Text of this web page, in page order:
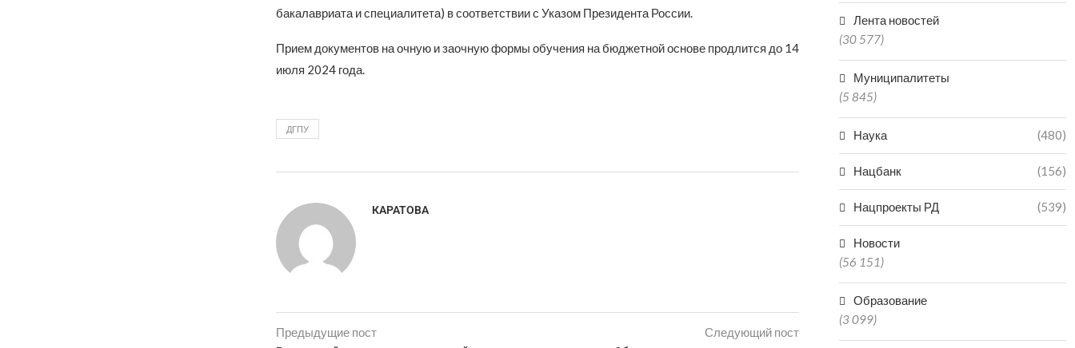
бакалавриата и специалитета) в соответствии с Указом Президента России.
Прием документов на очную и заочную формы обучения на бюджетной основе продлится до 14
июля 2024 года.
ДГПУ
КАРАТОВА
Предыдущие пост Следующий пост
Лента новостей
(30 577)
Муниципалитеты
(5 845)
Наука (480)
Нацбанк (156)
Нацпроекты РД (539)
Новости
(56 151)
Образование
(3 099)